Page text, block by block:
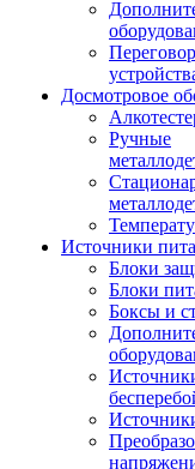
Досмотровое
Ручные
Источники
Блоки
Блоки
Боксы и